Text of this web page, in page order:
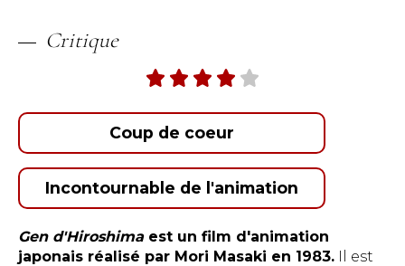
Critique
Coup de coeur
Incontournable de l'animation
Gen d'Hiroshimaest un film d'animation
japonais réalisé par Mori Masaki en 1983. Il est